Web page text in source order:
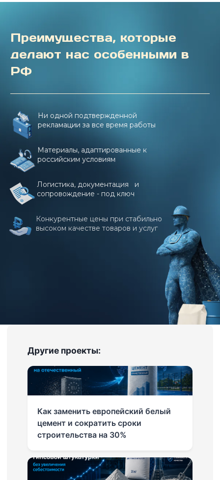
Преимущества, которые
делают нас особенными в
РФ
Ни одной подтвержденной
рекламации за все время работы
Материалы, адаптированные к
российским условиям
Логистика, документация и
сопровождение - под ключ
Конкурентные цены при стабильно
высоком качестве товаров и услуг
Другие проекты:
Как заменить европейский белый
цемент и сократить сроки
строительства на 30%